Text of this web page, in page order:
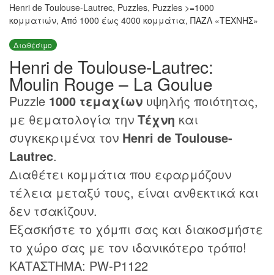
Henri de Toulouse-Lautrec, Puzzles, Puzzles >=1000
κομματιών, Από 1000 έως 4000 κομμάτια, ΠΑΖΛ «ΤΕΧΝΗΣ»
Διαθέσιμο
Henri de Toulouse-Lautrec:
Moulin Rouge – La Goulue
Puzzle 1000 τεμαχίων υψηλής ποιότητας,
με θεματολογία την Τέχνη και
συγκεκριμένα τον Henri de Toulouse-
Lautrec.
Διαθέτει κομμάτια που εφαρμόζουν
τέλεια μεταξύ τους, είναι ανθεκτικά και
δεν τσακίζουν.
Εξασκήστε το χόμπι σας και διακοσμήστε
το χώρο σας με τον ιδανικότερο τρόπο!
ΚΑΤΑΣΤΗΜΑ: PW-P1122